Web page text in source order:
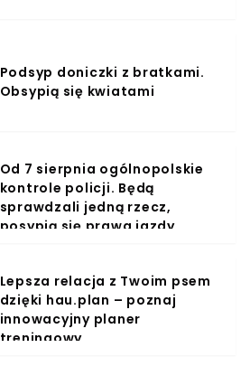
Podsyp doniczki z bratkami.
Obsypią się kwiatami
Od 7 sierpnia ogólnopolskie
kontrole policji. Będą
sprawdzali jedną rzecz,
posypią się prawa jazdy
Lepsza relacja z Twoim psem
dzięki hau.plan – poznaj
innowacyjny planer
treningowy